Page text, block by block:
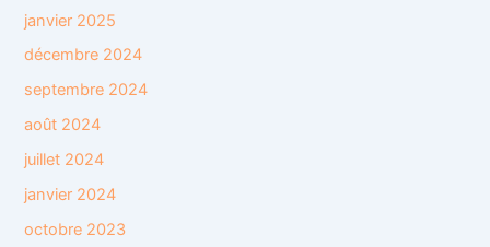
janvier 2025
décembre 2024
septembre 2024
août 2024
juillet 2024
janvier 2024
octobre 2023